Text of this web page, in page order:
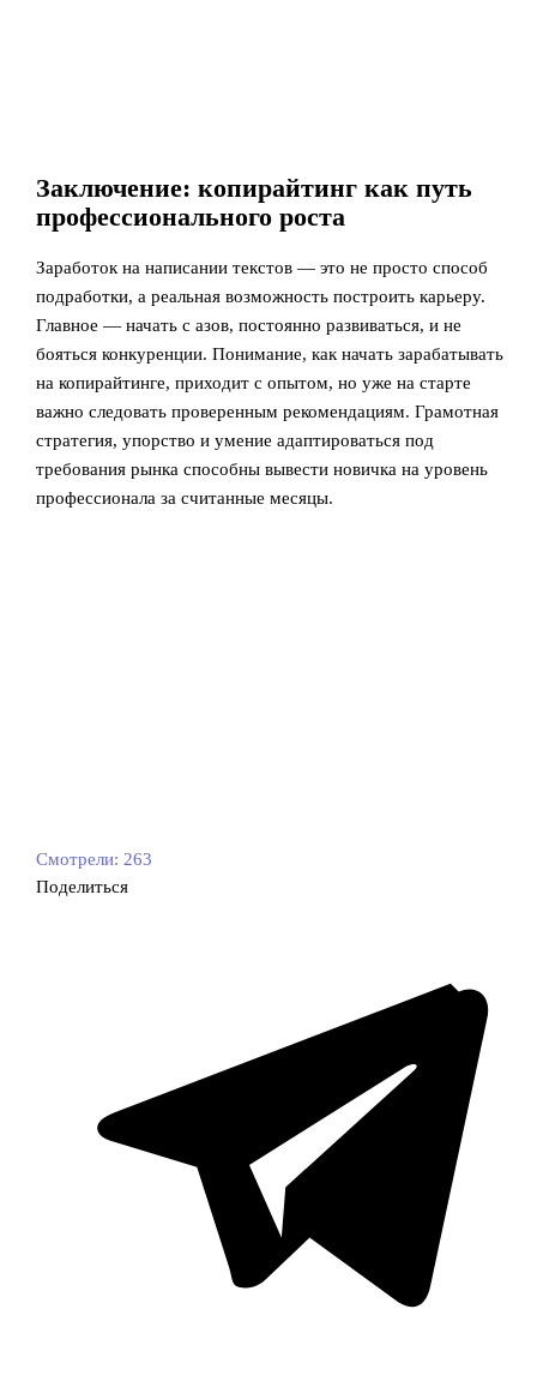
Заключение: копирайтинг как путь
профессионального роста
Заработок на написании текстов — это не просто способ
подработки, а реальная возможность построить карьеру.
Главное — начать с азов, постоянно развиваться, и не
бояться конкуренции. Понимание, как начать зарабатывать
на копирайтинге, приходит с опытом, но уже на старте
важно следовать проверенным рекомендациям. Грамотная
стратегия, упорство и умение адаптироваться под
требования рынка способны вывести новичка на уровень
профессионала за считанные месяцы.
Смотрели: 263
Поделиться